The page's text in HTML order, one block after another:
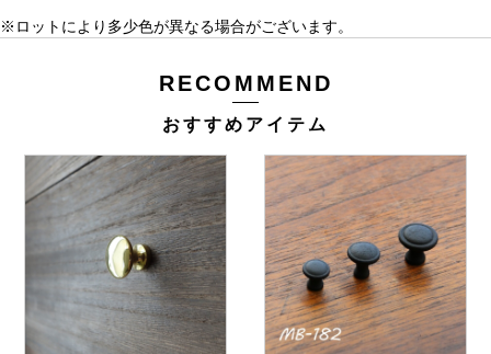
※ロットにより多少色が異なる場合がございます。
RECOMMEND
おすすめアイテム